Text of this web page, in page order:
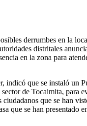
derrumbes en la
distritales
en la zona para
indicó que se instaló un
de Tocaimita, para
que se han
que se han presentado